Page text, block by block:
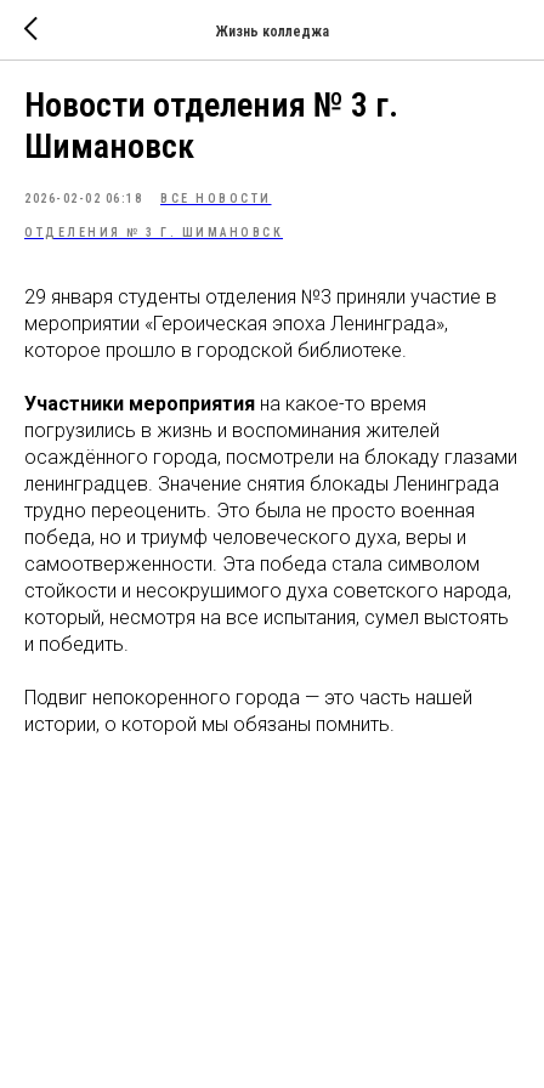
Жизнь колледжа
Новости отделения № 3 г.
Шимановск
2026-02-02 06:18 ВСЕ НОВОСТИ
ОТДЕЛЕНИЯ № 3 Г. ШИМАНОВСК
29 января студенты отделения №3 приняли участие в
мероприятии «Героическая эпоха Ленинграда»,
которое прошло в городской библиотеке.
Участники мероприятия на какое-то время
погрузились в жизнь и воспоминания жителей
осаждённого города, посмотрели на блокаду глазами
ленинградцев. Значение снятия блокады Ленинграда
трудно переоценить. Это была не просто военная
победа, но и триумф человеческого духа, веры и
самоотверженности. Эта победа стала символом
стойкости и несокрушимого духа советского народа,
который, несмотря на все испытания, сумел выстоять
и победить.
Подвиг непокоренного города — это часть нашей
истории, о которой мы обязаны помнить.